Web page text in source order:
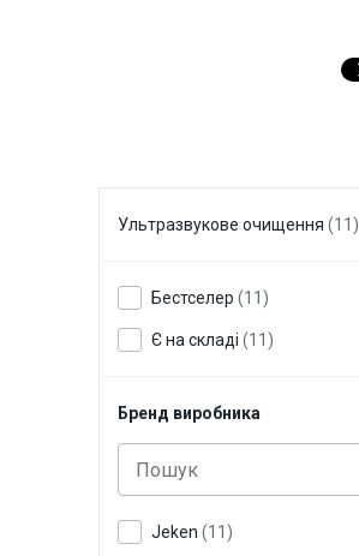
Ультразвукове очищення (11)
Бестселер (11)
Є на складі (11)
Бренд виробника
Jeken (11)